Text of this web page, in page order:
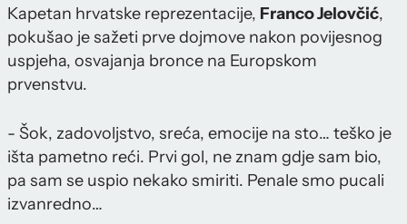
Kapetan hrvatske reprezentacije, Franco Jelovčić,
pokušao je sažeti prve dojmove nakon povijesnog
uspjeha, osvajanja bronce na Europskom
prvenstvu.
- Šok, zadovoljstvo, sreća, emocije na sto… teško je
išta pametno reći. Prvi gol, ne znam gdje sam bio,
pa sam se uspio nekako smiriti. Penale smo pucali
izvanredno…